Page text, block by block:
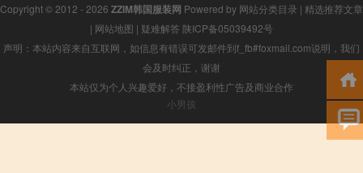
Copyright © 2012 - 2026 ZZIM韩国服装网 Powered by 网站分类目录 | 精选推荐文章
| 网站地图 | 疑难解答 陕ICP备05039492号
声明：本站内容来自互联网，如信息有错误可发邮件到f_fb#foxmail.com说明，我们
会及时纠正，谢谢
本站仅为个人兴趣爱好，不接盈利性广告及商业合作
小男孩